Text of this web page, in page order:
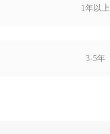
1年以上
3-5年